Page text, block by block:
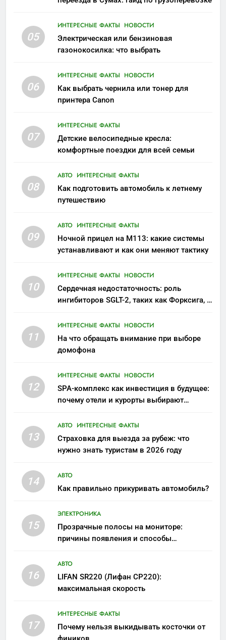
05
ИНТЕРЕСНЫЕ ФАКТЫ НОВОСТИ
Электрическая или бензиновая
газонокосилка: что выбрать
06
ИНТЕРЕСНЫЕ ФАКТЫ НОВОСТИ
Как выбрать чернила или тонер для
принтера Canon
07
ИНТЕРЕСНЫЕ ФАКТЫ
Детские велосипедные кресла:
комфортные поездки для всей семьи
08
АВТО ИНТЕРЕСНЫЕ ФАКТЫ
Как подготовить автомобиль к летнему
путешествию
09
АВТО ИНТЕРЕСНЫЕ ФАКТЫ
Ночной прицел на M113: какие системы
устанавливают и как они меняют тактику
10
ИНТЕРЕСНЫЕ ФАКТЫ НОВОСТИ
Сердечная недостаточность: роль
ингибиторов SGLT-2, таких как Форксига, в
11
ИНТЕРЕСНЫЕ ФАКТЫ НОВОСТИ
На что обращать внимание при выборе
домофона
12
ИНТЕРЕСНЫЕ ФАКТЫ НОВОСТИ
SPA-комплекс как инвестиция в будущее:
почему отели и курорты выбирают
13
АВТО ИНТЕРЕСНЫЕ ФАКТЫ
Страховка для выезда за рубеж: что
нужно знать туристам в 2026 году
14
АВТО
Как правильно прикуривать автомобиль?
15
ЭЛЕКТРОНИКА
Прозрачные полосы на мониторе:
причины появления и способы
16
АВТО
LIFAN SR220 (Лифан СР220):
максимальная скорость
17
ИНТЕРЕСНЫЕ ФАКТЫ
Почему нельзя выкидывать косточки от